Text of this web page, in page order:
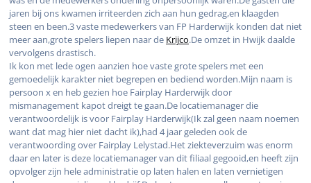
jaren bij ons kwamen irriteerden zich aan hun gedrag,en klaagden
steen en been.3 vaste medewerkers van FP Harderwijk konden dat niet
meer aan,grote spelers liepen naar de Krijco.De omzet in Hwijk daalde
vervolgens drastisch.
Ik kon met lede ogen aanzien hoe vaste grote spelers met een
gemoedelijk karakter niet begrepen en bediend worden.Mijn naam is
persoon x en heb gezien hoe Fairplay Harderwijk door
mismanagement kapot dreigt te gaan.De locatiemanager die
verantwoordelijk is voor Fairplay Harderwijk(Ik zal geen naam noemen
want dat mag hier niet dacht ik),had 4 jaar geleden ook de
verantwoording over Fairplay Lelystad.Het ziekteverzuim was enorm
daar en later is deze locatiemanager van dit filiaal gegooid,en heeft zijn
opvolger zijn hele administratie op laten halen en laten vernietigen